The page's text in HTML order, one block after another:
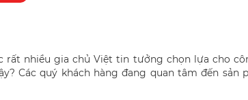
rất nhiều gia chủ Việt tin tưởng chọn lựa cho
Các quý khách hàng đang quan tâm đến sản